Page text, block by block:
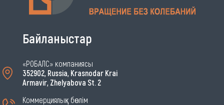
Байланыстар
«РОБАЛС» компаниясы
352902, Russia, Krasnodar Krai
Armavir, Zhelyabova St. 2
Коммерциялық бөлім